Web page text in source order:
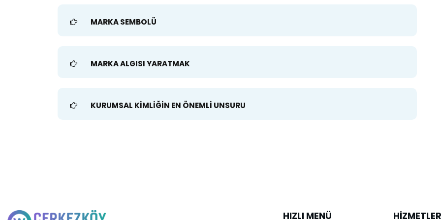
MARKA SEMBOLÜ
MARKA ALGISI YARATMAK
KURUMSAL KİMLİĞİN EN ÖNEMLİ UNSURU
HIZLI MENÜ HIZMETLER